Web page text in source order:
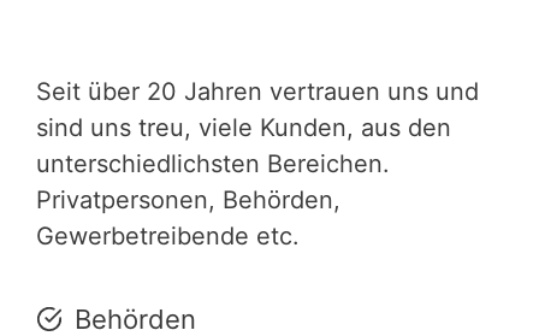
Seit über 20 Jahren vertrauen uns und
sind uns treu, viele Kunden, aus den
unterschiedlichsten Bereichen.
Privatpersonen, Behörden,
Gewerbetreibende etc.
Behörden